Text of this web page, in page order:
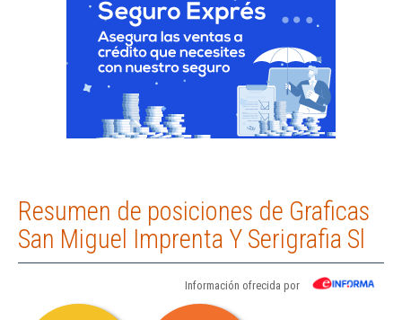
Resumen de posiciones de Graficas
San Miguel Imprenta Y Serigrafia Sl
Información ofrecida por